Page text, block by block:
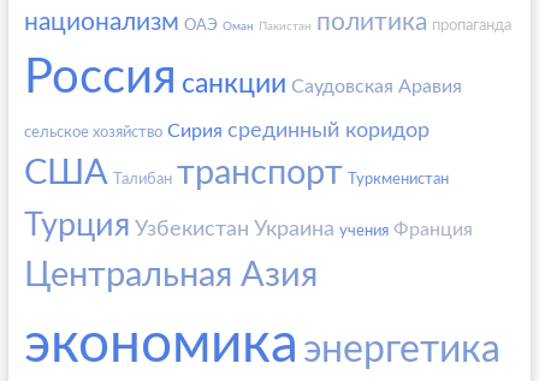
национализм ОАЭ Оман Пакистан политика пропаганда
Россия санкции Саудовская Аравия
сельское хозяйство Сирия срединный коридор
США Талибан транспорт Туркменистан
Турция Узбекистан Украина учения Франция
Центральная Азия
экономика энергетика